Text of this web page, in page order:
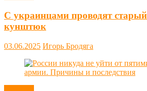
С украинцами проводят
кунштюк
03.06.2025 Игорь Бродяга